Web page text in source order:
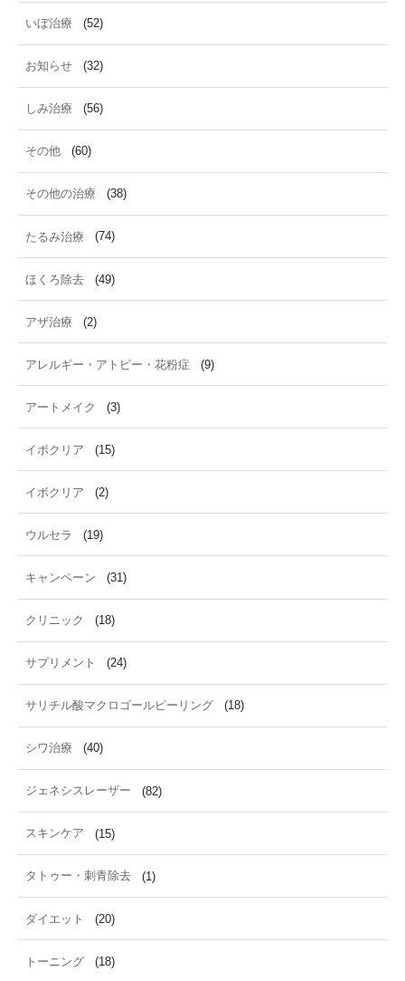
いぼ治療 (52)
お知らせ (32)
しみ治療 (56)
その他 (60)
その他の治療 (38)
たるみ治療 (74)
ほくろ除去 (49)
アザ治療 (2)
アレルギー・アトピー・花粉症 (9)
アートメイク (3)
イボクリア (15)
イボクリア (2)
ウルセラ (19)
キャンペーン (31)
クリニック (18)
サプリメント (24)
サリチル酸マクロゴールピーリング (18)
シワ治療 (40)
ジェネシスレーザー (82)
スキンケア (15)
タトゥー・刺青除去 (1)
ダイエット (20)
トーニング (18)